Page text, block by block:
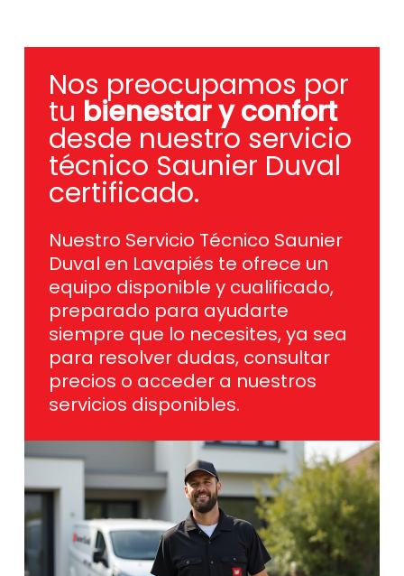
Nos preocupamos por
tu bienestar y confort
desde nuestro servicio
técnico Saunier Duval
certificado.
Nuestro Servicio Técnico Saunier
Duval en Lavapiés te ofrece un
equipo disponible y cualificado,
preparado para ayudarte
siempre que lo necesites, ya sea
para resolver dudas, consultar
precios o acceder a nuestros
servicios disponibles.